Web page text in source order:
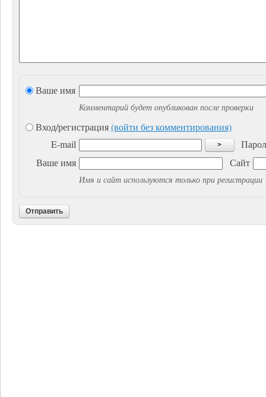
Ваше имя
Комментарий будет опубликован после проверки
Вход/регистрация(войти без комментирования)
E-mail
>
Ваше имя
Сайт
Имя и сайт используются только при регистрации
Отправить